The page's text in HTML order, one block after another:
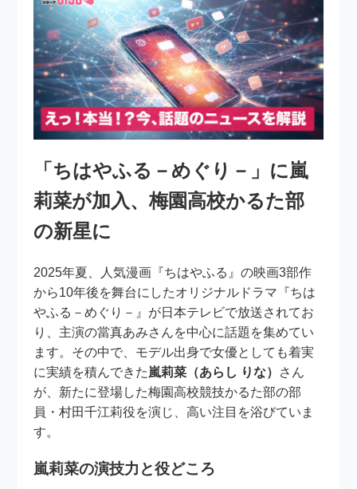
「ちはやふる－めぐり－」に嵐
莉菜が加入、梅園高校かるた部
の新星に
2025年夏、人気漫画『ちはやふる』の映画3部作
から10年後を舞台にしたオリジナルドラマ『ちは
やふる－めぐり－』が日本テレビで放送されてお
り、主演の當真あみさんを中心に話題を集めてい
ます。その中で、モデル出身で女優としても着実
に実績を積んできた 嵐莉菜（あらし りな） さん
が、新たに登場した梅園高校競技かるた部の部
員・村田千江莉役を演じ、高い注目を浴びていま
す。
嵐莉菜の演技力と役どころ